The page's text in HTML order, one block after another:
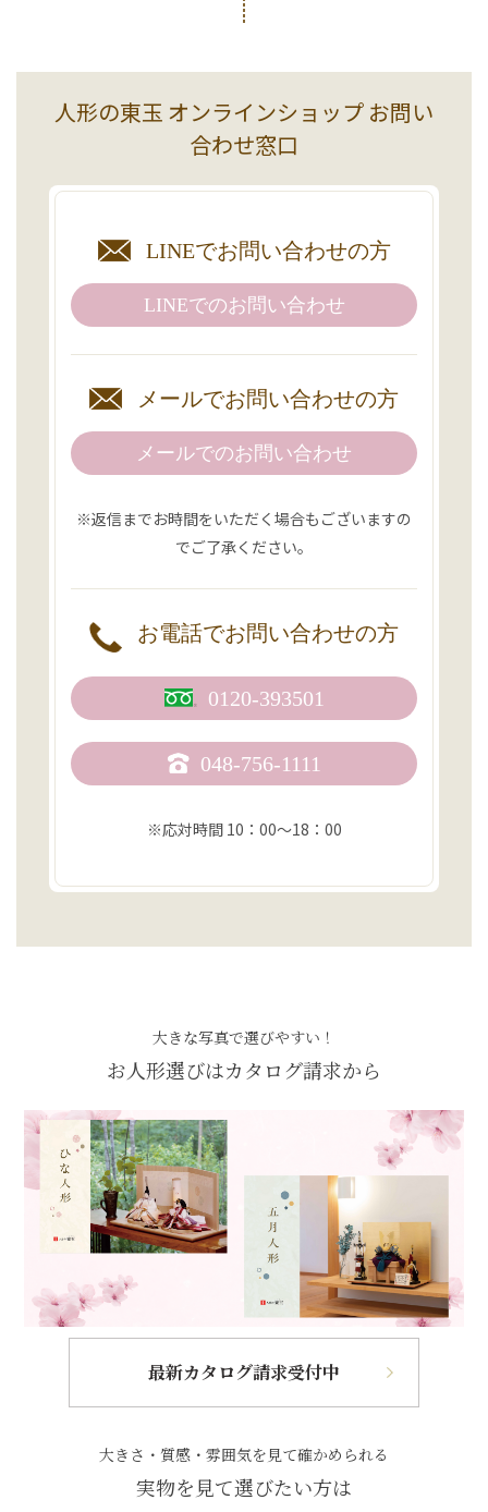
人形の東玉 オンラインショップ お問い
合わせ窓口
LINEでお問い合わせの方
LINEでのお問い合わせ
メールでお問い合わせの方
メールでのお問い合わせ
※返信までお時間をいただく場合もございますの
でご了承ください。
お電話でお問い合わせの方
0120-393501
048-756-1111
※応対時間 10：00〜18：00
大きな写真で選びやすい！
お人形選びはカタログ請求から
最新カタログ請求受付中
大きさ・質感・雰囲気を見て確かめられる
実物を見て選びたい方は